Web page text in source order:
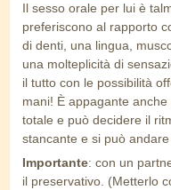
Il sesso orale per lui è
preferiscono al rapporto
di denti, una lingua,
una molteplicità di
il tutto con le possibilità
mani! È appagante
totale e può decidere il
stancante e si può
Importante: con un
il preservativo. (Metterlo